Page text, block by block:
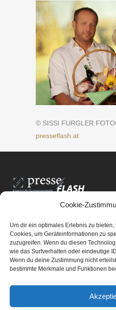
Cookie-
Um dir ein optimales Erlebnis zu
Cookies, um Geräteinformationen zu
zuzugreifen. Wenn du diesen
wie das Surfverhalten oder eindeutige
Wenn du deine Zustimmung nicht
bestimmte Merkmale und Funktionen
© SISSI FURGLER
presseflash.at
PresseFlash e.U.
8061 St. Radegund bei Graz
E-Mail-Adresse:
UID-Nr. ATU 69512805